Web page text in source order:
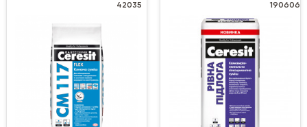
42035
190606